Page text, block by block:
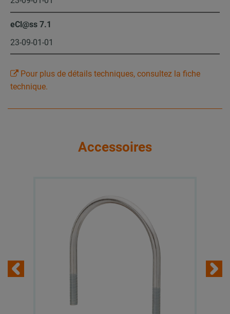
eCl@ss 7.1
23-09-01-01
Pour plus de détails techniques, consultez la fiche
technique.
Accessoires